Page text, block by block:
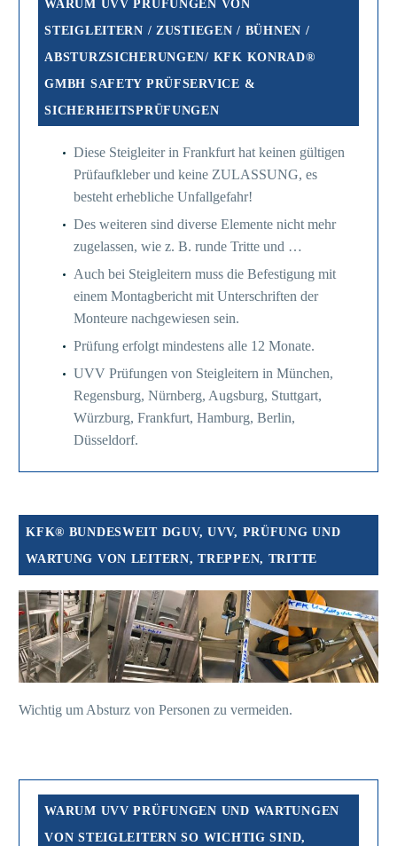
WARUM UVV PRÜFUNGEN VON
STEIGLEITERN / ZUSTIEGEN / BÜHNEN /
ABSTURZSICHERUNGEN/ KFK KONRAD®
GMBH SAFETY PRÜFSERVICE &
SICHERHEITSPRÜFUNGEN
Diese Steigleiter in Frankfurt hat keinen gültigen
Prüfaufkleber und keine ZULASSUNG, es
besteht erhebliche Unfallgefahr!
Des weiteren sind diverse Elemente nicht mehr
zugelassen, wie z. B. runde Tritte und …
Auch bei Steigleitern muss die Befestigung mit
einem Montagbericht mit Unterschriften der
Monteure nachgewiesen sein.
Prüfung erfolgt mindestens alle 12 Monate.
UVV Prüfungen von Steigleitern in München,
Regensburg, Nürnberg, Augsburg, Stuttgart,
Würzburg, Frankfurt, Hamburg, Berlin,
Düsseldorf.
KFK® BUNDESWEIT DGUV, UVV, PRÜFUNG UND
WARTUNG VON LEITERN, TREPPEN, TRITTE
Wichtig um Absturz von Personen zu vermeiden.
WARUM UVV PRÜFUNGEN UND WARTUNGEN
VON STEIGLEITERN SO WICHTIG SIND,